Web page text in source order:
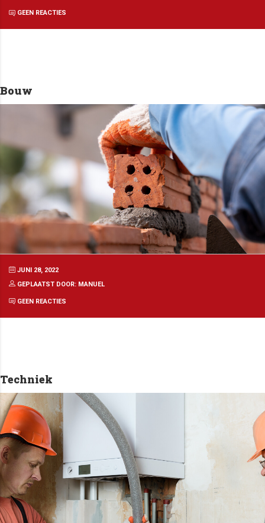
GEEN REACTIES
Bouw
JUNI 28, 2022
GEPLAATST DOOR: MANUEL
GEEN REACTIES
Techniek